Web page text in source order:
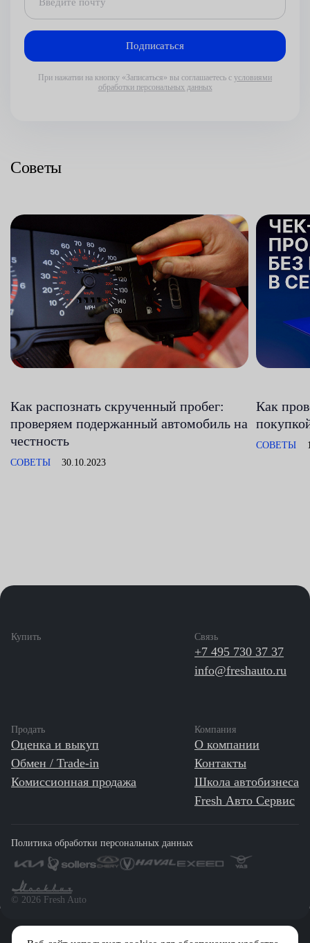
При нажатии на кнопку «Записаться» вы соглашаетесь с условиями
обработки персональных данных
Советы
Как распознать скрученный пробег:
проверяем подержанный автомобиль на
честность
СОВЕТЫ 30.10.2023
Как
СОВЕТЫ
Купить
Продать
Оценка и выкуп
Обмен / Trade-in
Комиссионная продажа
Компания
О компании
Контакты
Школа автобизнеса
Fresh Авто Сервис
Связь
+7 495 730 37 37
info@freshauto.ru
©️ 2026 Fresh Auto
Политика обработки персональных данных